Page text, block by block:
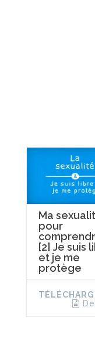
Ma
pour
[2] Je suis
et je me
protège